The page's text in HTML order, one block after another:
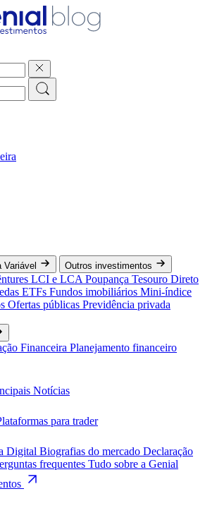
Variável Outros investimentos
LCI e LCA Poupança Tesouro Direto
ETFs Fundos imobiliários Mini-índice
Ofertas públicas Previdência privada
Financeira Planejamento financeiro
Notícias
para trader
Digital Biografias do mercado Declaração
frequentes Tudo sobre a Genial